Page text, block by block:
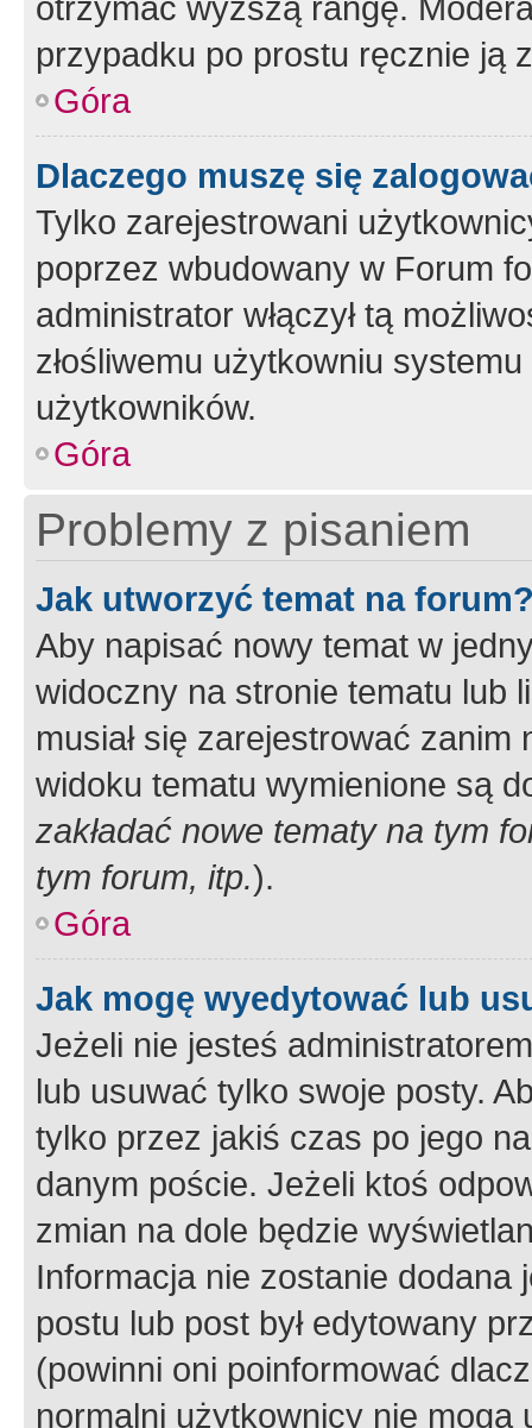
przypadku po prostu ręcznie ją
Góra
Dlaczego muszę się
Tylko zarejestrowani
poprzez wbudowany w Forum
administrator włączył tą
złośliwemu użytkowniu
użytkowników.
Góra
Problemy z pisaniem
Jak utworzyć temat na
Aby napisać nowy temat w
widoczny na stronie tematu lub
musiał się zarejestrować
widoku tematu wymienione są
zakładać nowe tematy na tym
tym forum, itp.).
Góra
Jak mogę wyedytować lub
Jeżeli nie jesteś
lub usuwać tylko swoje posty.
tylko przez jakiś czas po jego
danym poście. Jeżeli ktoś
zmian na dole będzie
Informacja nie zostanie dodana
postu lub post był edytowany
(powinni oni poinformować
normalni użytkownicy nie